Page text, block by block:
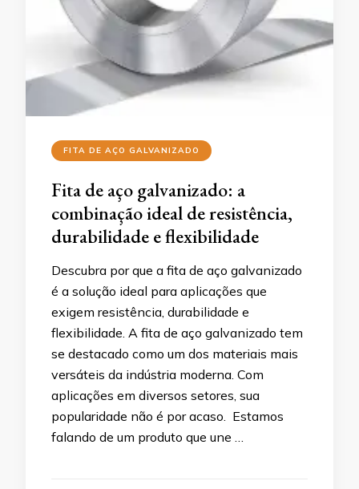
FITA DE AÇO GALVANIZADO
Fita de aço galvanizado: a
combinação ideal de resistência,
durabilidade e flexibilidade
Descubra por que a fita de aço galvanizado
é a solução ideal para aplicações que
exigem resistência, durabilidade e
flexibilidade. A fita de aço galvanizado tem
se destacado como um dos materiais mais
versáteis da indústria moderna. Com
aplicações em diversos setores, sua
popularidade não é por acaso. Estamos
falando de um produto que une …